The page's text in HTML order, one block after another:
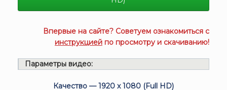
Впервые на сайте? Советуем ознакомиться с
инструкцией по просмотру и скачиванию!
Параметры видео:
Качество — 1920 x 1080 (Full HD)